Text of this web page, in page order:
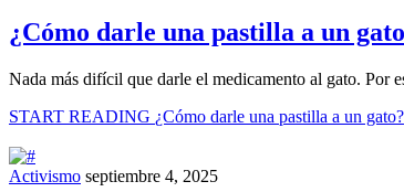
¿Cómo darle una pastilla a un
Nada más difícil que darle el medicamento al gato. Por
START READING ¿Cómo darle una pastilla a un gato?
Activismo septiembre 4, 2025